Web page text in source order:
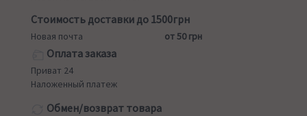
Стоимость доставки до 1500грн
Новая почта от 50 грн
Оплата заказа
Приват 24
Наложенный платеж
Обмен/возврат товара